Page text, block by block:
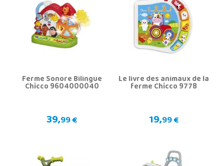
Ferme Sonore Bilingue
Chicco 9604000040
39,99 €
Le livre des animaux de la
ferme Chicco 9778
19,99 €